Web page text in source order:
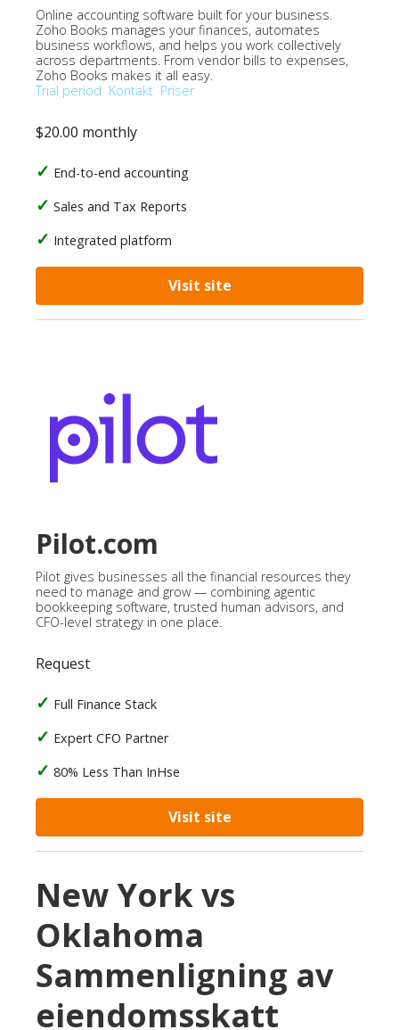
Online accounting software built for your business.
Zoho Books manages your finances, automates
business workflows, and helps you work collectively
across departments. From vendor bills to expenses,
Zoho Books makes it all easy.
Trial period Kontakt Priser
$20.00 monthly
End-to-end accounting
Sales and Tax Reports
Integrated platform
Visit site
Pilot.com
Pilot gives businesses all the financial resources they
need to manage and grow — combining agentic
bookkeeping software, trusted human advisors, and
CFO-level strategy in one place.
Request
Full Finance Stack
Expert CFO Partner
80% Less Than InHse
Visit site
New York vs
Oklahoma
Sammenligning av
eiendomsskatt